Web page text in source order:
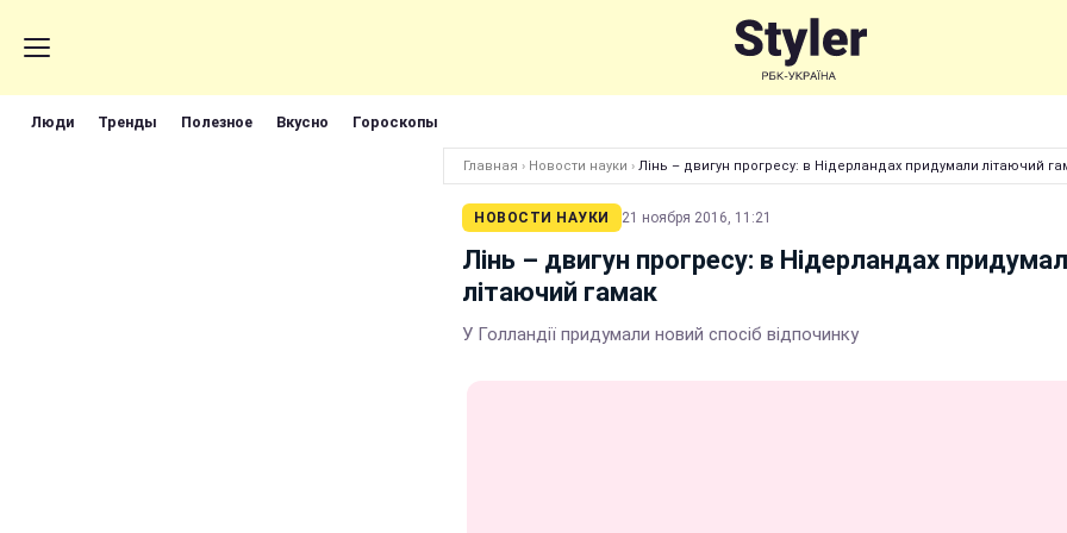
Люди Тренды Полезное Вкусно Гороскопы
Главная › Новости науки › Лінь – двигун прогресу: в Нідерландах придумали літаючий
НОВОСТИ НАУКИ 21 ноября 2016, 11:21
Лінь – двигун прогресу: в Нідерландах
літаючий гамак
У Голландії придумали новий спосіб відпочинку